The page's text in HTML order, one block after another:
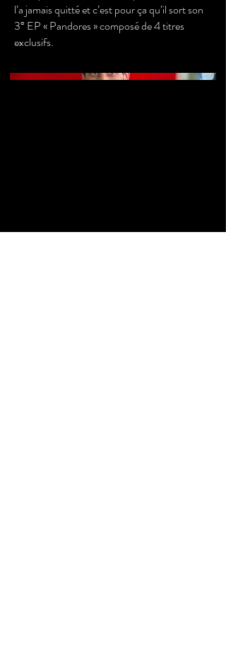
l’a jamais quitté et c’est pour ça qu’il sort son
3° EP « Pandores » composé de 4 titres
exclusifs.